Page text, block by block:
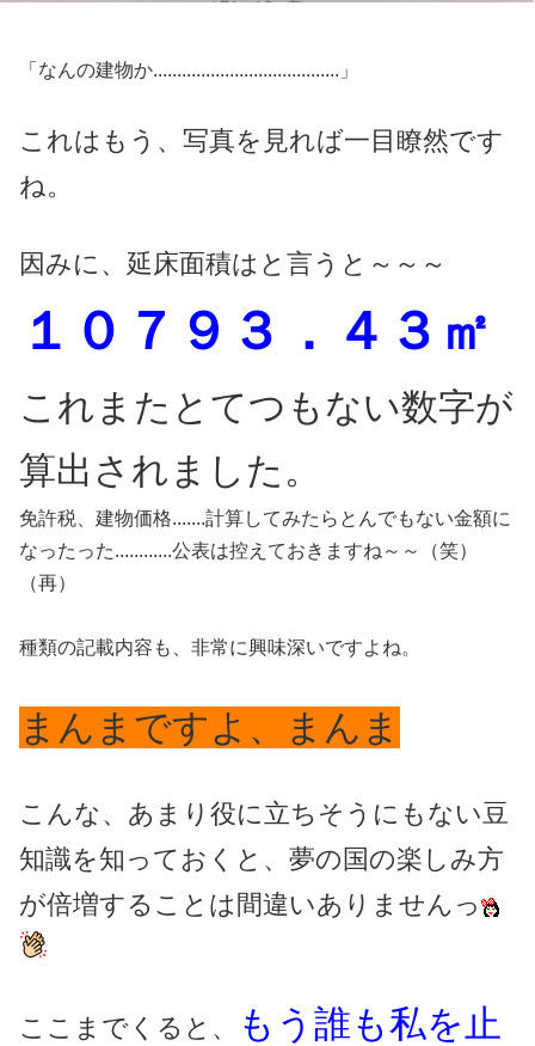
「なんの建物か.......................................」
これはもう、写真を見れば一目瞭然です
ね。
因みに、延床面積はと言うと～～～
１０７９３．４３㎡
これまたとてつもない数字が
算出されました。
免許税、建物価格.......計算してみたらとんでもない金額に
なったった............公表は控えておきますね～～（笑）
（再）
種類の記載内容も、非常に興味深いですよね。
まんまですよ、まんま
こんな、あまり役に立ちそうにもない豆
知識を知っておくと、夢の国の楽しみ方
が倍増することは間違いありませんっ
ここまでくると、
もう誰も私を止